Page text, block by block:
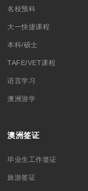
名校预科
大一快捷课程
本科/硕士
TAFE/VET课程
语言学习
澳洲游学
澳洲签证
毕业生工作签证
旅游签证